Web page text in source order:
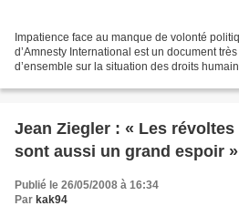
Impatience face au manque de volonté
d’Amnesty International est un document
d’ensemble sur la situation des droits
Jean Ziegler : « Les
sont aussi un grand espoir »
Publié le 26/05/2008 à 16:34
Par kak94